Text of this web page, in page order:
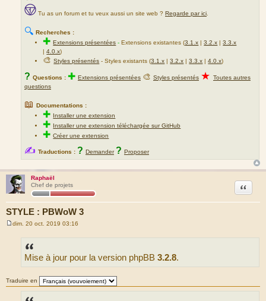
Tu as un forum et tu veux aussi un site web ? Regarde par ici.
🔍 Recherches :
✚Extensions présentées -Extensions existantes (3.1.x |3.2.x |3.3.x
|4.0.x)
🎨Styles présentés - Styles existants (3.1.x |3.2.x |3.3.x |4.0.x)
? Questions : ✚ Extensions présentées 🎨 Styles présentés ★ Toutes autres
questions
📖 Documentations :
✚ Installer une extension
✚ Installer une extension téléchargée sur GitHub
✚Créer une extension
✍ Traductions : ? Demander ? Proposer
Raphaël
Chef de projets
STYLE : PBWoW 3
Citation
dim. 20 oct. 2019 03:16
Mise à jour pour la version phpBB 3.2.8.
Traduire en